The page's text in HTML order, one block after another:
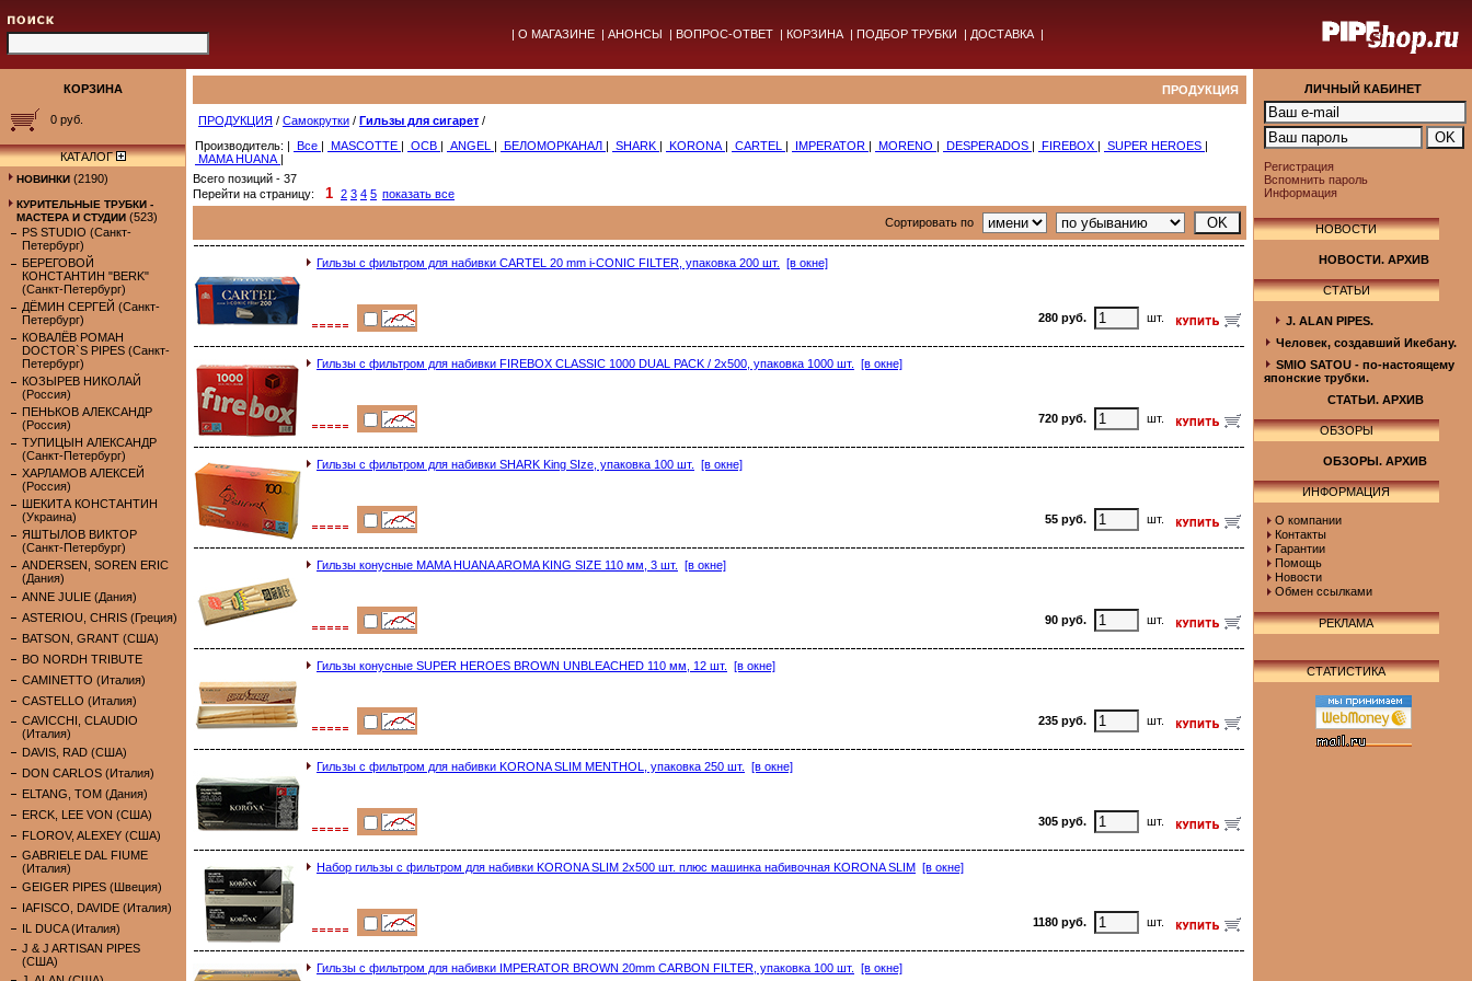
| О МАГАЗИНЕ | АНОНСЫ | ВОПРОС-ОТВЕТ | КОРЗИНА | ПОДБОР ТРУБКИ | ДОСТАВКА |
КОРЗИНА
0 руб.
КАТАЛОГ
НОВИНКИ (2190)
КУРИТЕЛЬНЫЕ ТРУБКИ -
МАСТЕРА И СТУДИИ (523)
PS STUDIO (Санкт-
Петербург)
БЕРЕГОВОЙ
КОНСТАНТИН "BERK"
(Санкт-Петербург)
ДЁМИН СЕРГЕЙ (Санкт-
Петербург)
КОВАЛЁВ РОМАН
DOCTOR`S PIPES (Санкт-
Петербург)
КОЗЫРЕВ НИКОЛАЙ
(Россия)
ПЕНЬКОВ АЛЕКСАНДР
(Россия)
ТУПИЦЫН АЛЕКСАНДР
(Санкт-Петербург)
ХАРЛАМОВ АЛЕКСЕЙ
(Россия)
ШЕКИТА КОНСТАНТИН
(Украина)
ЯШТЫЛОВ ВИКТОР
(Санкт-Петербург)
ANDERSEN, SOREN ERIC
(Дания)
ANNE JULIE (Дания)
ASTERIOU, CHRIS (Греция)
BATSON, GRANT (США)
BO NORDH TRIBUTE
CAMINETTO (Италия)
CASTELLO (Италия)
CAVICCHI, CLAUDIO
(Италия)
DAVIS, RAD (США)
DON CARLOS (Италия)
ELTANG, TOM (Дания)
ERCK, LEE VON (США)
FLOROV, ALEXEY (США)
GABRIELE DAL FIUME
(Италия)
GEIGER PIPES (Швеция)
IAFISCO, DAVIDE (Италия)
IL DUCA (Италия)
J & J ARTISAN PIPES
(США)
ПРОДУКЦИЯ
ПРОДУКЦИЯ / Самокрутки / Гильзы для сигарет /
Производитель: | Все | MASCOTTE | OCB | ANGEL | БЕЛОМОРКАНАЛ | SHARK | KORONA | CARTEL | IMPERATOR | MORENO | DESPERADOS | FIREBOX | SUPER HEROES |
MAMA HUANA |
Всего позиций - 37
Перейти на страницу:
1 2 3 4 5 показать все
Сортировать по
Гильзы с фильтром для набивки CARTEL 20 mm i-CONIC FILTER, упаковка 200 шт. [в окне]
280 руб. шт.
Гильзы с фильтром для набивки FIREBOX CLASSIC 1000 DUAL PACK / 2x500, упаковка 1000 шт. [в окне]
720 руб. шт.
Гильзы с фильтром для набивки SHARK King SIze, упаковка 100 шт. [в окне]
55 руб. шт.
Гильзы конусные MAMA HUANA AROMA KING SIZE 110 мм, 3 шт. [в окне]
90 руб. шт.
Гильзы конусные SUPER HEROES BROWN UNBLEACHED 110 мм, 12 шт. [в окне]
235 руб. шт.
Гильзы с фильтром для набивки KORONA SLIM MENTHOL, упаковка 250 шт. [в окне]
305 руб. шт.
Набор гильзы с фильтром для набивки KORONA SLIM 2х500 шт. плюс машинка набивочная KORONA SLIM [в окне]
1180 руб. шт.
Гильзы с фильтром для набивки IMPERATOR BROWN 20mm CARBON FILTER, упаковка 100 шт. [в окне]
ЛИЧНЫЙ КАБИНЕТ
Регистрация
Вспомнить пароль
Информация
НОВОСТИ
НОВОСТИ. АРХИВ
СТАТЬИ
J. ALAN PIPES.
Человек, создавший Икебану.
SMIO SATOU - по-настоящему
японские трубки.
СТАТЬИ. АРХИВ
ОБЗОРЫ
ОБЗОРЫ. АРХИВ
ИНФОРМАЦИЯ
О компании
Контакты
Гарантии
Помощь
Новости
Обмен ссылками
РЕКЛАМА
СТАТИСТИКА